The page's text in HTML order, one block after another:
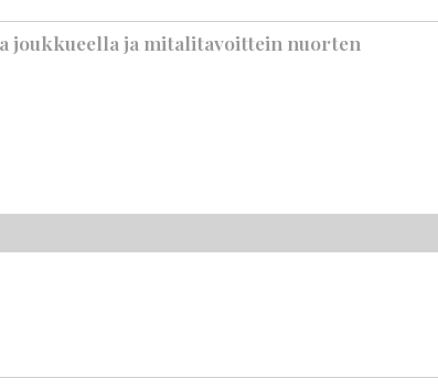
joukkueella ja mitalitavoittein nuorten